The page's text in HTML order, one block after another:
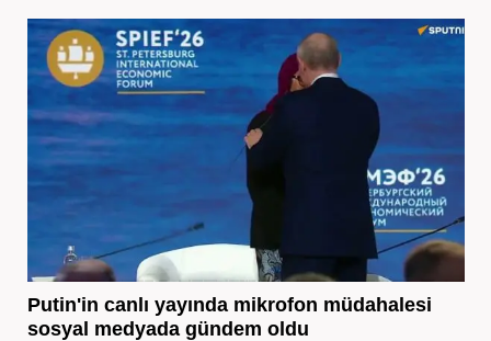
Putin'in canlı yayında mikrofon müdahalesi
sosyal medyada gündem oldu